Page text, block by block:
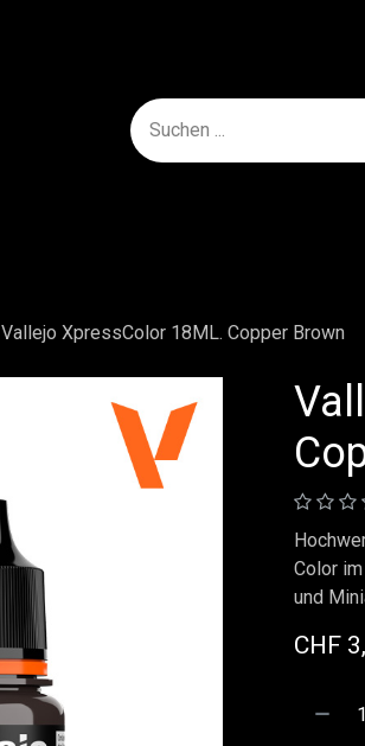
Vallejo XpressColor 18ML. Copper Brown
Color
und
CHF